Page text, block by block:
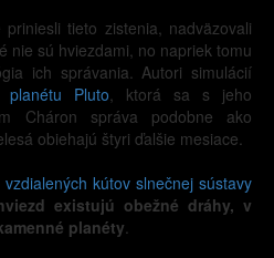
tieto zistenia, nadväzovali
nie sú hviezdami, no napriek tomu
ich správania. Autori simulácií
planétu Pluto , ktorá sa s jeho
Cháron správa podobne ako
obiehajú štyri ďalšie mesiace.
vzdialených kútov slnečnej sústavy
existujú obežné dráhy, v
planéty